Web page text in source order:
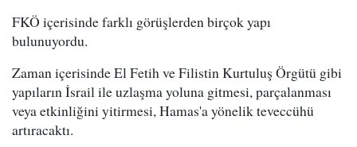
FKÖ içerisinde farklı görüşlerden birçok yapı
bulunuyordu.
Zaman içerisinde El Fetih ve Filistin Kurtuluş Örgütü gibi
yapıların İsrail ile uzlaşma yoluna gitmesi, parçalanması
veya etkinliğini yitirmesi, Hamas'a yönelik teveccühü
artıracaktı.